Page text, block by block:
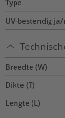
Type
UV-bestendig ja/
Breedte (W)
Dikte (T)
Lengte (L)